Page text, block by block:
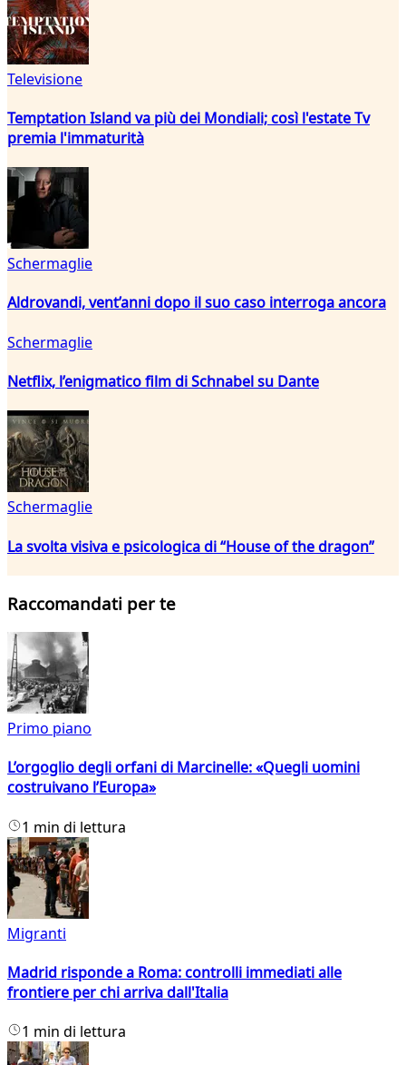
Televisione
Temptation Island va più dei Mondiali; così l'estate Tv
premia l'immaturità
Schermaglie
Aldrovandi, vent’anni dopo il suo caso interroga ancora
Schermaglie
Netflix, l’enigmatico film di Schnabel su Dante
Schermaglie
La svolta visiva e psicologica di “House of the dragon”
Raccomandati per te
Primo piano
L’orgoglio degli orfani di Marcinelle: «Quegli uomini
costruivano l’Europa»
1 min di lettura
Migranti
Madrid risponde a Roma: controlli immediati alle
frontiere per chi arriva dall'Italia
1 min di lettura